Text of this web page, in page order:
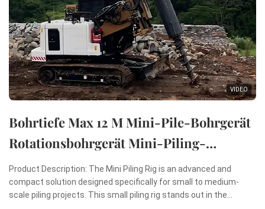
VIDEO
Bohrtiefe Max 12 M Mini-Pile-Bohrgerät
Rotationsbohrgerät Mini-Piling-
Maschine
Product Description: The Mini Piling Rig is an advanced and
compact solution designed specifically for small to medium-
scale piling projects. This small piling rig stands out in the